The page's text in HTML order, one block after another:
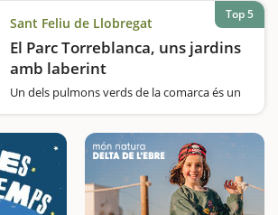
una zona de pícnic. Això, sí, recordeu…
Sant Feliu de Llobregat
El Parc Torreblanca, uns jardins
amb laberint
Un dels pulmons verds de la comarca és un
de vies de comunicació i poblacions
metropolitanes, emergeix un oasi de verdor
que els habitants de Sant Joan Despí,…
Top 5